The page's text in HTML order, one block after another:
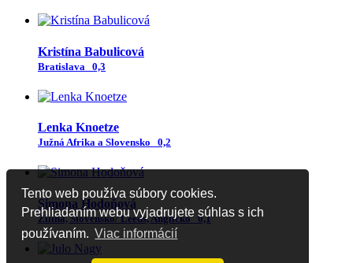
Tento web používa súbory cookies.
Prehliadaním webu vyjadrujete súhlas s ich
používaním. Viac informácií
Kristína Babulicová
Bratislava 0,3
Lenka Knoetze
Južná Afrika a Slovensko 0,2
Simona Hodoňová
Žilina, Slovensko/ Leeds, Anglicko 0,1